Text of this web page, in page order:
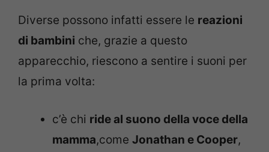
Diverse possono infatti essere le reazioni
di bambini che, grazie a questo
apparecchio, riescono a sentire i suoni per
la prima volta:
c’è chi ride al suono della voce della
mamma,come Jonathan e Cooper,